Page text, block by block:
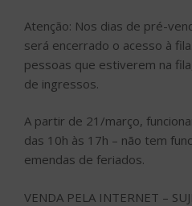
Atenção: Nos dias de pré-
será encerrado o acesso à
pessoas que estiverem na
de ingressos.
A partir de 21/março,
das 10h às 17h – não tem
emendas de feriados.
VENDA PELA INTERNET –